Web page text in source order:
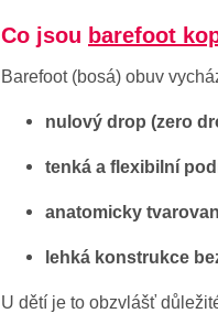
Co jsou barefoot
Barefoot (bosá) obuv
nulový drop (zero
tenká a flexibilní
anatomicky
lehká konstrukce
U dětí je to obzvlášť